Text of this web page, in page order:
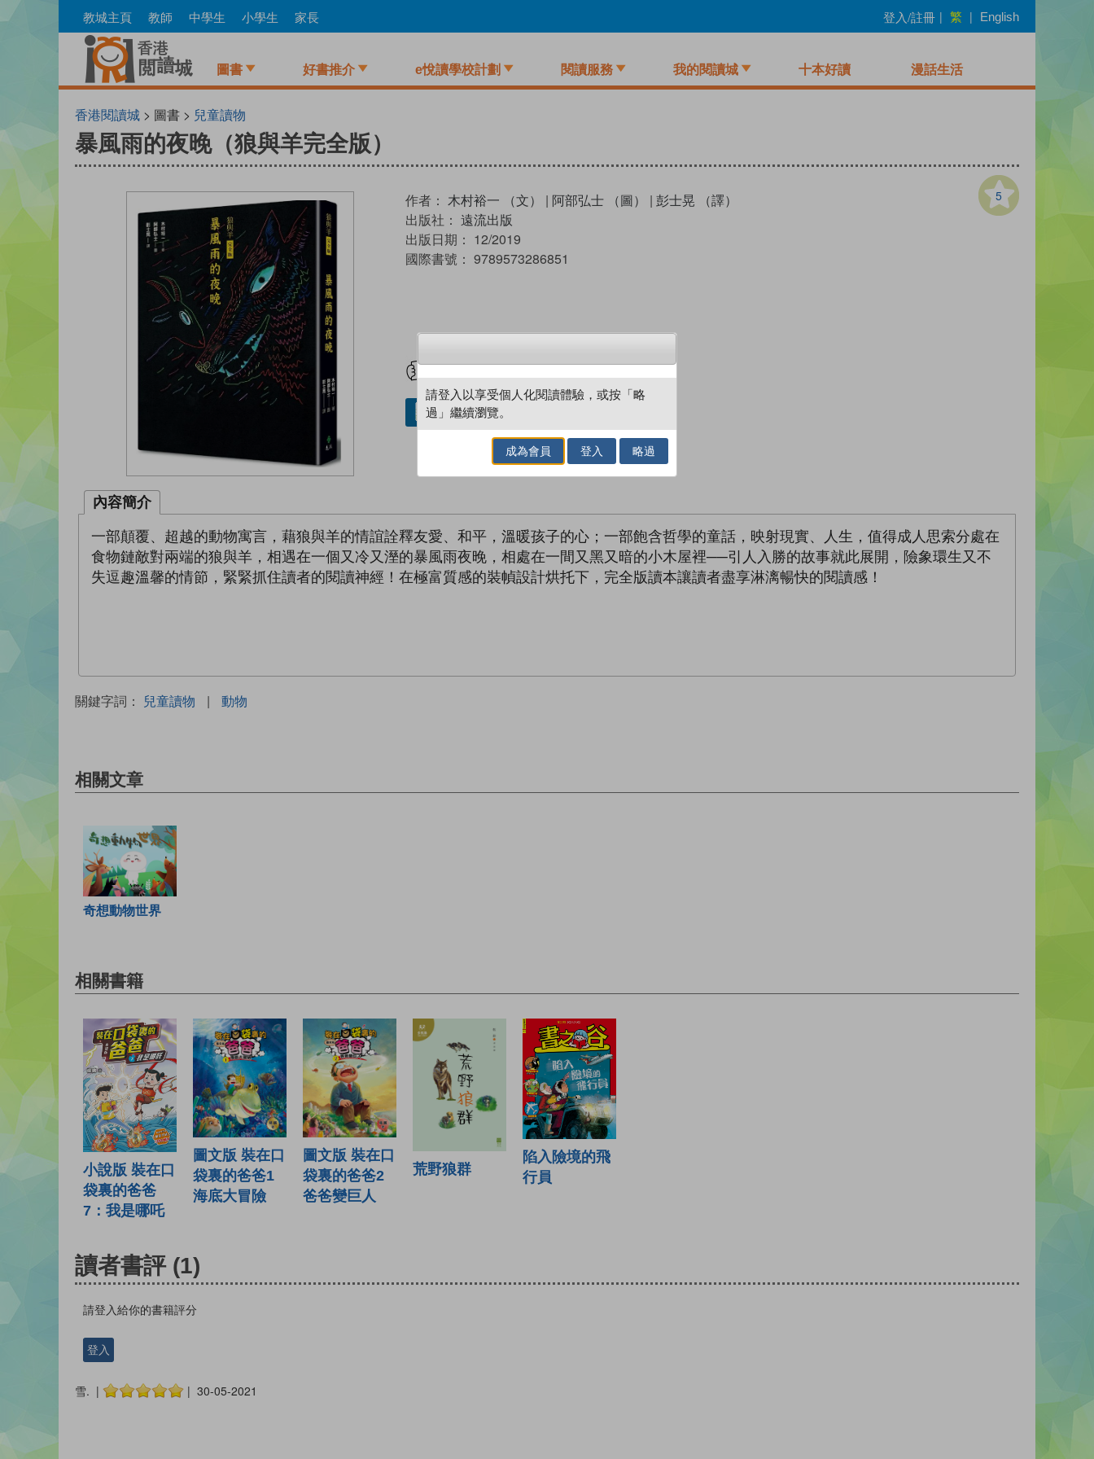
to
教城主頁 教師 中學生 小學生 家長 登入/註冊 | 繁 | English
圖書 好書推介 e悅讀學校計劃 閱讀服務 我的閱讀城 十本好讀 漫話生活
香港閱讀城 > 圖書 > 兒童讀物
暴風雨的夜晚（狼與羊完全版）
5
作者： 木村裕一 （文） | 阿部弘士 （圖） | 彭士晃 （譯）
出版社： 遠流出版
出版日期： 12/2019
國際書號： 9789573286851
借閱實體書
內容簡介
一部顛覆、超越的動物寓言，藉狼與羊的情誼詮釋友愛、和平，溫暖孩子的心；一部飽含哲學的童話，映射現實、人生，值得成人思索分處在
食物鏈敵對兩端的狼與羊，相遇在一個又冷又溼的暴風雨夜晚，相處在一間又黑又暗的小木屋裡──引人入勝的故事就此展開，險象環生又不
失逗趣溫馨的情節，緊緊抓住讀者的閱讀神經！在極富質感的裝幀設計烘托下，完全版讀本讓讀者盡享淋漓暢快的閱讀感！
關鍵字詞： 兒童讀物 | 動物
相關文章
奇想動物世界
相關書籍
小說版 裝在口
袋裏的爸爸
7：我是哪吒
圖文版 裝在口
袋裏的爸爸1
海底大冒險
圖文版 裝在口
袋裏的爸爸2
爸爸變巨人
荒野狼群
陷入險境的飛
行員
讀者書評 (1)
請登入給你的書籍評分
登入
雪. | | 30-05-2021
請登入以享受個人化閱讀體驗，或按「略
過」繼續瀏覽。
成為會員 登入 略過